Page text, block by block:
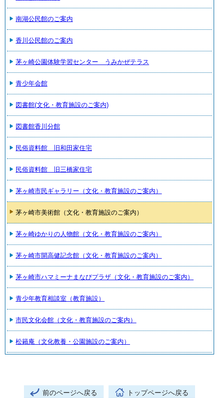
南湖公民館のご案内
香川公民館のご案内
茅ヶ崎公園体験学習センター うみかぜテラス
青少年会館
図書館(文化・教育施設のご案内)
図書館香川分館
民俗資料館 旧和田家住宅
民俗資料館 旧三橋家住宅
茅ヶ崎市民ギャラリー（文化・教育施設のご案内）
茅ヶ崎市美術館（文化・教育施設のご案内）
茅ヶ崎ゆかりの人物館（文化・教育施設のご案内）
茅ヶ崎市開高健記念館（文化・教育施設のご案内）
茅ヶ崎市ハマミーナまなびプラザ（文化・教育施設のご案内）
青少年教育相談室（教育施設）
市民文化会館（文化・教育施設のご案内）
松籟庵（文化教養・公園施設のご案内）
前のページへ戻る トップページへ戻る